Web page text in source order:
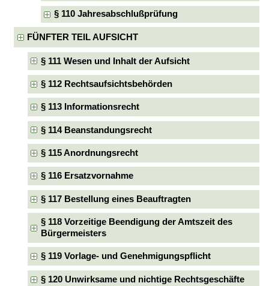
§ 110 Jahresabschlußprüfung
FÜNFTER TEIL AUFSICHT
§ 111 Wesen und Inhalt der Aufsicht
§ 112 Rechtsaufsichtsbehörden
§ 113 Informationsrecht
§ 114 Beanstandungsrecht
§ 115 Anordnungsrecht
§ 116 Ersatzvornahme
§ 117 Bestellung eines Beauftragten
§ 118 Vorzeitige Beendigung der Amtszeit des
Bürgermeisters
§ 119 Vorlage- und Genehmigungspflicht
§ 120 Unwirksame und nichtige Rechtsgeschäfte